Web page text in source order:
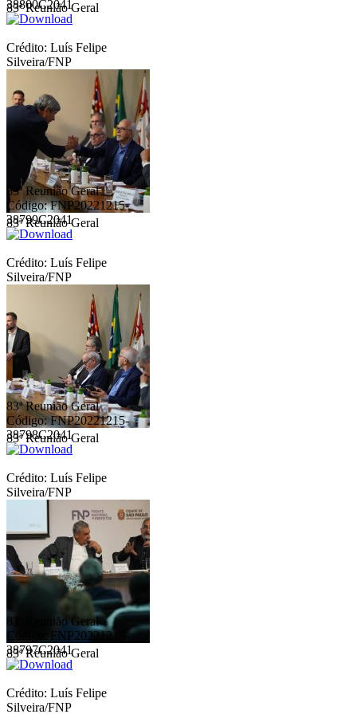
83ª Reunião Geral
38800C2041
Crédito: Luís Felipe
Silveira/FNP
83ª Reunião Geral
83ª Reunião Geral
Código: FNP20221215-
38799C2041
Crédito: Luís Felipe
Silveira/FNP
83ª Reunião Geral
83ª Reunião Geral
Código: FNP20221215-
38798C2041
Crédito: Luís Felipe
Silveira/FNP
83ª Reunião Geral
83ª Reunião Geral
Código: FNP20221215-
38797C2041
Crédito: Luís Felipe
Silveira/FNP